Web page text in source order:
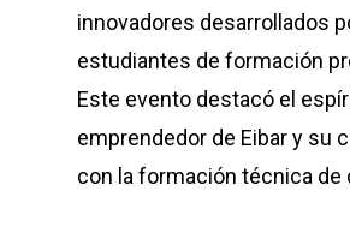
innovadores desarrollados
estudiantes de formación
Este evento destacó el
emprendedor de Eibar y su
con la formación técnica de